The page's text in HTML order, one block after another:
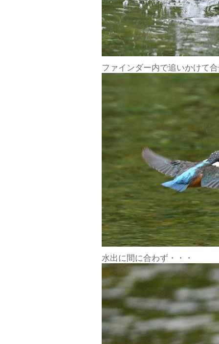
ファインダー内で追いかけて
水出に間に合わず・・・